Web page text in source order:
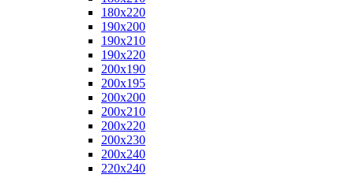
180x220
190x200
190x210
190x220
200x190
200x195
200x200
200x210
200x220
200x230
200x240
220x240